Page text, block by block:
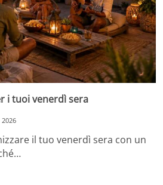
i tuoi venerdì sera
il tuo venerdì sera con un